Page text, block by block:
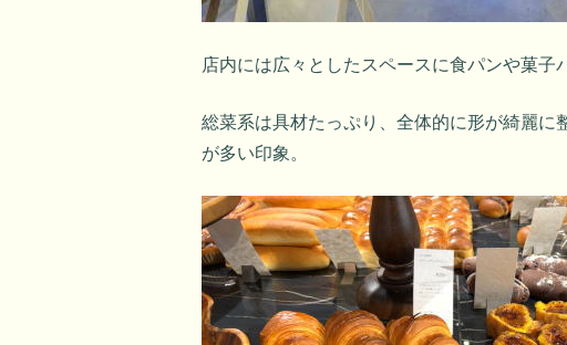
店内には広々としたスペースに食パンや菓子
総菜系は具材たっぷり、全体的に形が綺麗に
が多い印象。